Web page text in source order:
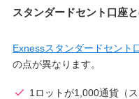
スタンダードセント口座
Exnessスタンダードセント
の点が異なります。
1ロットが1,000通貨（